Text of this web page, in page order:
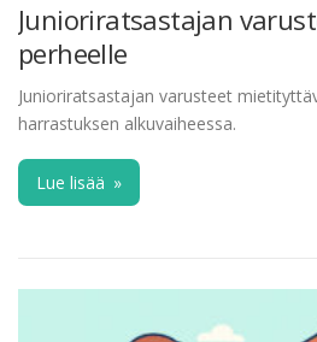
Junioriratsastajan
perheelle
Junioriratsastajan varusteet
harrastuksen alkuvaiheessa.
Lue lisää »